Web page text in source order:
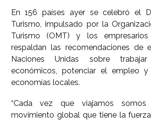
En 156 países ayer se celebró el
Turismo, impulsado por la
Turismo (OMT) y los empresarios
respaldan las recomendaciones de
Naciones Unidas sobre
económicos, potenciar el empleo y
economías locales.
“Cada vez que viajamos
movimiento global que tiene la